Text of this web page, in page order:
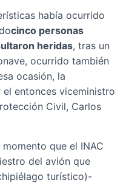
había ocurrido
cinco personas
heridas, tras un
ocurrido también
ocasión, la
entonces viceministro
Civil, Carlos
que el INAC
del avión que
turístico)-